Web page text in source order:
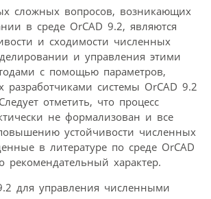
сложных вопросов, возникающих
в среде OrCAD 9.2, являются
и сходимости численных
и управления этими
с помощью параметров,
разработчиками системы OrCAD 9.2
отметить, что процесс
не формализован и все
устойчивости численных
в литературе по среде OrCAD
рекомендательный характер.
для управления численными